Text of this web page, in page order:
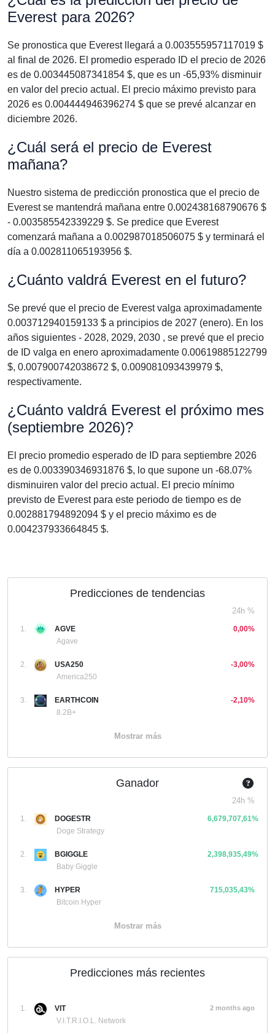
Everest para 2026?
Se pronostica que Everest llegará a 0.003555957117019 $
al final de 2026. El promedio esperado ID el precio de 2026
es de 0.003445087341854 $, que es un -65,93% disminuir
en valor del precio actual. El precio máximo previsto para
2026 es 0.004444946396274 $ que se prevé alcanzar en
diciembre 2026.
¿Cuál será el precio de Everest
mañana?
Nuestro sistema de predicción pronostica que el precio de
Everest se mantendrá mañana entre 0.002438168790676 $
- 0.003585542339229 $. Se predice que Everest
comenzará mañana a 0.002987018506075 $ y terminará el
día a 0.002811065193956 $.
¿Cuánto valdrá Everest en el futuro?
Se prevé que el precio de Everest valga aproximadamente
0.003712940159133 $ a principios de 2027 (enero). En los
años siguientes - 2028, 2029, 2030 , se prevé que el precio
de ID valga en enero aproximadamente 0.00619885122799
$, 0.007900742038672 $, 0.009081093439979 $,
respectivamente.
¿Cuánto valdrá Everest el próximo mes
(septiembre 2026)?
El precio promedio esperado de ID para septiembre 2026
es de 0.003390346931876 $, lo que supone un -68.07%
disminuiren valor del precio actual. El precio mínimo
previsto de Everest para este periodo de tiempo es de
0.002881794892094 $ y el precio máximo es de
0.004237933664845 $.
Predicciones de tendencias
24h %
1.
AGVE
Agave
0,00%
2.
USA250
America250
-3,00%
3.
EARTHCOIN
8.2B+
-2,10%
Mostrar más
Ganador
24h %
1.
DOGESTR
Doge Strategy
6,679,707,61%
2.
BGIGGLE
Baby Giggle
2,398,935,49%
3.
HYPER
Bitcoin Hyper
715,035,43%
Mostrar más
Predicciones más recientes
1.
VIT
V.I.T.R.I.O.L. Network
2 months ago